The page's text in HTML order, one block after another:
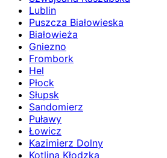
Lublin
Puszcza Białowieska
Białowieża
Gniezno
Frombork
Hel
Płock
Słupsk
Sandomierz
Puławy
Łowicz
Kazimierz Dolny
Kotlina Kłodzka